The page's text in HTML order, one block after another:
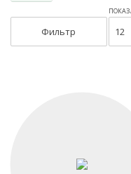
Фильтр 12